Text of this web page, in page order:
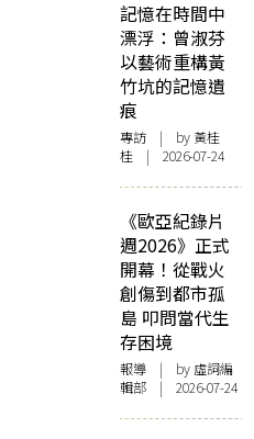
記憶在時間中
漂浮：曾淑芬
以藝術重構黃
竹坑的記憶遺
痕
專訪 | by 黃桂
桂 | 2026-07-24
《歐亞紀錄片
週2026》正式
開幕！從戰火
創傷到都市孤
島 叩問當代生
存困境
報導 | by 虛詞編
輯部 | 2026-07-24